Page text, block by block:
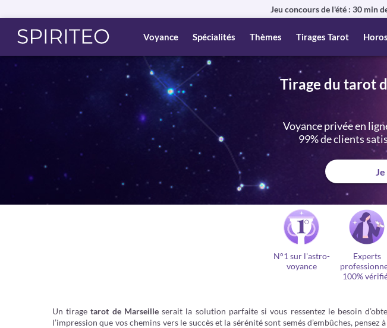
Jeu concours de l'été : 30 min
Voyance Spécialités Thèmes Tirages Tarot
Tirage du tarot
Voyance privée en
99% de clients
N°1 sur l'astro-
voyance
Experts
100%
Un tiragetarot de Marseilleserait la solution parfaite si vous ressentez le besoin
l’impression que vos chemins vers le succès et la sérénité sont semés d’embûches,